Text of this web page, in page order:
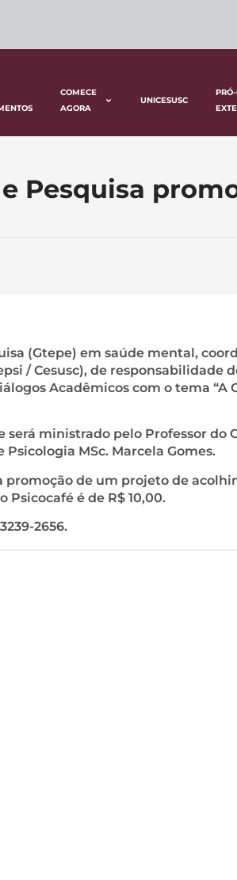
COMECE
AGORA
UNICESUSC
Pesquisa
(Gtepe) em saúde mental,
/ Cesusc), de responsabilidade
Acadêmicos com o tema “A
será ministrado pelo Professor do
Psicologia MSc. Marcela Gomes.
de um projeto de
é de R$ 10,00.
2656.